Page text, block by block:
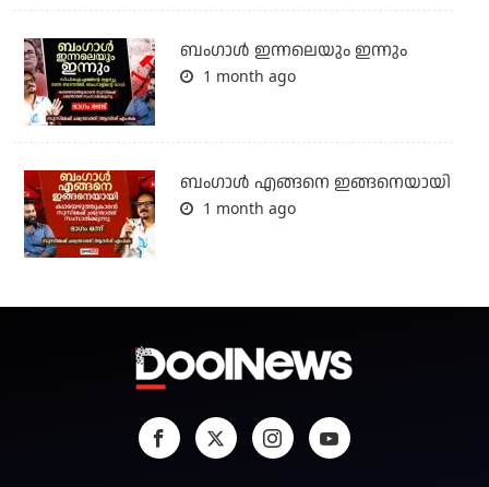
ബംഗാള്‍ ഇന്നലെയും ഇന്നും
1 month ago
ബം​ഗാൾ എങ്ങനെ ഇങ്ങനെയായി
1 month ago